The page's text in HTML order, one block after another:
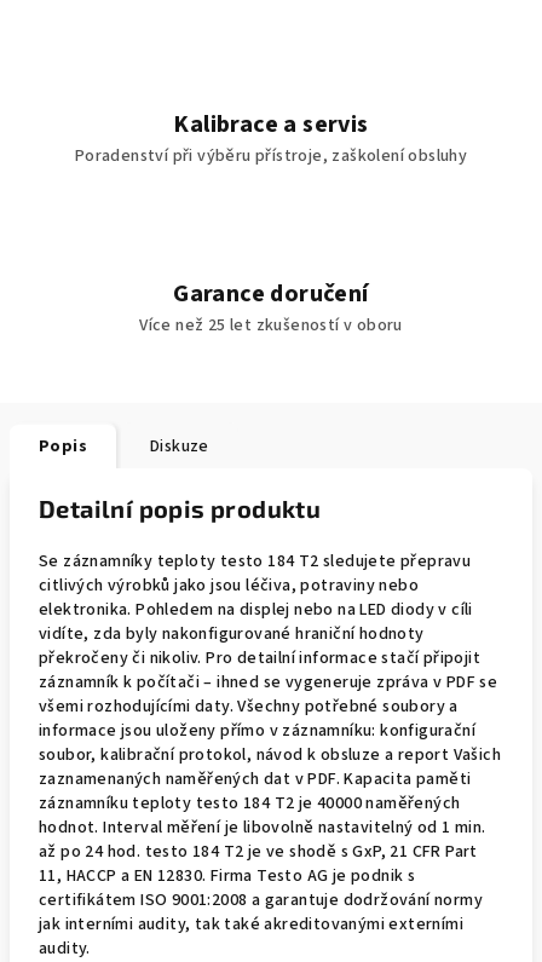
Kalibrace a servis
Poradenství při výběru přístroje, zaškolení obsluhy
Garance doručení
Více než 25 let zkušeností v oboru
Popis Diskuze
Detailní popis produktu
Se záznamníky teploty testo 184 T2 sledujete přepravu
citlivých výrobků jako jsou léčiva, potraviny nebo
elektronika. Pohledem na displej nebo na LED diody v cíli
vidíte, zda byly nakonfigurované hraniční hodnoty
překročeny či nikoliv. Pro detailní informace stačí připojit
záznamník k počítači – ihned se vygeneruje zpráva v PDF se
všemi rozhodujícími daty. Všechny potřebné soubory a
informace jsou uloženy přímo v záznamníku: konfigurační
soubor, kalibrační protokol, návod k obsluze a report Vašich
zaznamenaných naměřených dat v PDF. Kapacita paměti
záznamníku teploty testo 184 T2 je 40000 naměřených
hodnot. Interval měření je libovolně nastavitelný od 1 min.
až po 24 hod. testo 184 T2 je ve shodě s GxP, 21 CFR Part
11, HACCP a EN 12830. Firma Testo AG je podnik s
certifikátem ISO 9001:2008 a garantuje dodržování normy
jak interními audity, tak také akreditovanými externími
audity.